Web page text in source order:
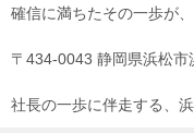
確信に満ちたその一歩が
〒434-0043 静岡県浜松市
社長の一歩に伴走する、